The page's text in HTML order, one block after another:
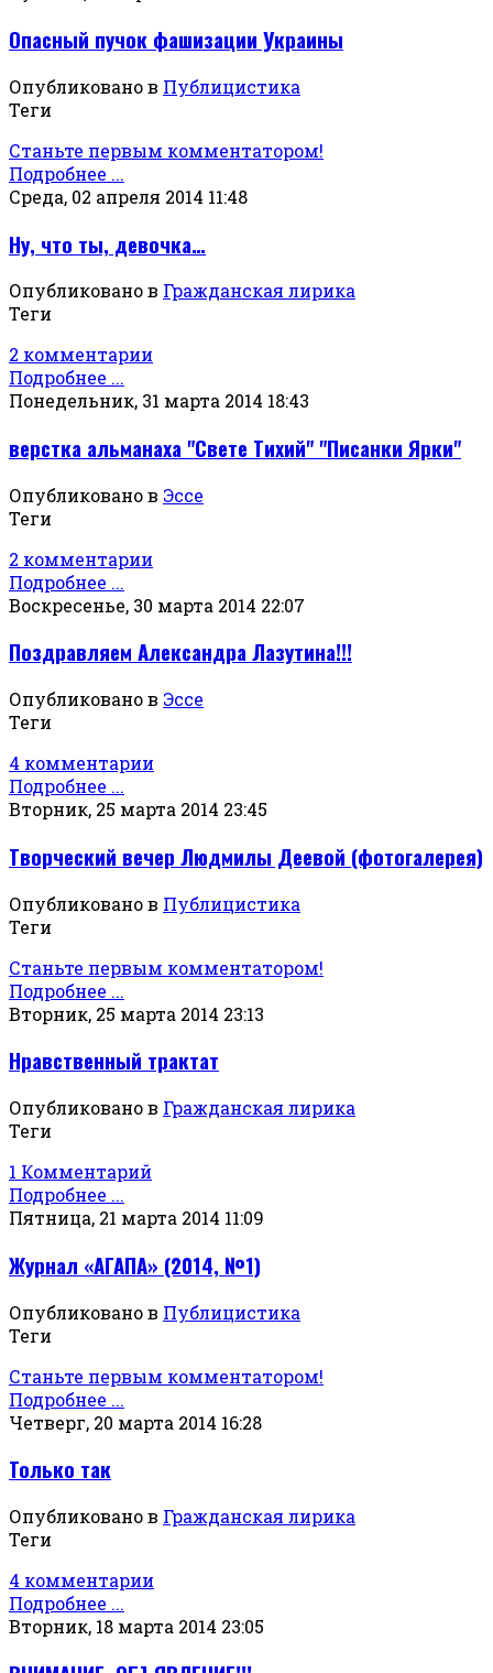
Опасный пучок фашизации Украины
Опубликовано в Публицистика
Теги
Станьте первым комментатором!
Подробнее ...
Среда, 02 апреля 2014 11:48
Ну, что ты, девочка…
Опубликовано в Гражданская лирика
Теги
2 комментарии
Подробнее ...
Понедельник, 31 марта 2014 18:43
верстка альманаха "Свете Тихий" "Писанки Ярки"
Опубликовано в Эссе
Теги
2 комментарии
Подробнее ...
Воскресенье, 30 марта 2014 22:07
Поздравляем Александра Лазутина!!!
Опубликовано в Эссе
Теги
4 комментарии
Подробнее ...
Вторник, 25 марта 2014 23:45
Творческий вечер Людмилы Деевой (фотогалерея)
Опубликовано в Публицистика
Теги
Станьте первым комментатором!
Подробнее ...
Вторник, 25 марта 2014 23:13
Нравственный трактат
Опубликовано в Гражданская лирика
Теги
1 Комментарий
Подробнее ...
Пятница, 21 марта 2014 11:09
Журнал «АГАПА» (2014, №1)
Опубликовано в Публицистика
Теги
Станьте первым комментатором!
Подробнее ...
Четверг, 20 марта 2014 16:28
Только так
Опубликовано в Гражданская лирика
Теги
4 комментарии
Подробнее ...
Вторник, 18 марта 2014 23:05